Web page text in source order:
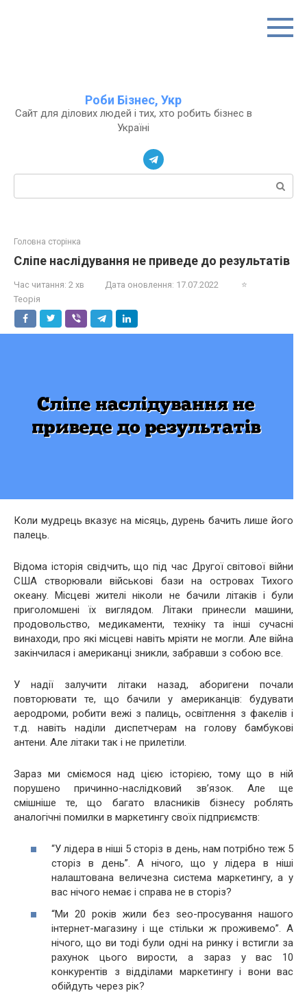
Роби Бізнес, Укр
Сайт для ділових людей і тих, хто робить бізнес в
Україні
Головна сторінка
Сліпе наслідування не приведе до результатів
Час читання: 2 хв Дата оновлення: 17.07.2022
⭐
Теорія
Коли мудрець вказує на місяць, дурень бачить лише його
палець.
Відома історія свідчить, що під час Другої світової війни
США створювали військові бази на островах Тихого
океану. Місцеві жителі ніколи не бачили літаків і були
приголомшені їх виглядом. Літаки принесли машини,
продовольство, медикаменти, техніку та інші сучасні
винаходи, про які місцеві навіть мріяти не могли. Але війна
закінчилася і американці зникли, забравши з собою все.
У надії залучити літаки назад, аборигени почали
повторювати те, що бачили у американців: будувати
аеродроми, робити вежі з палиць, освітлення з факелів і
т.д. навіть наділи диспетчерам на голову бамбукові
антени. Але літаки так і не прилетіли.
Зараз ми сміємося над цією історією, тому що в ній
порушено причинно-наслідковий зв’язок. Але ще
смішніше те, що багато власників бізнесу роблять
аналогічні помилки в маркетингу своїх підприємств:
“У лідера в ніші 5 сторіз в день, нам потрібно теж 5
сторіз в день”. А нічого, що у лідера в ніші
налаштована величезна система маркетингу, а у
вас нічого немає і справа не в сторіз?
“Ми 20 років жили без seo-просування нашого
інтернет-магазину і ще стільки ж проживемо”. А
нічого, що ви тоді були одні на ринку і встигли за
рахунок цього вирости, а зараз у вас 10
конкурентів з відділами маркетингу і вони вас
обійдуть через рік?